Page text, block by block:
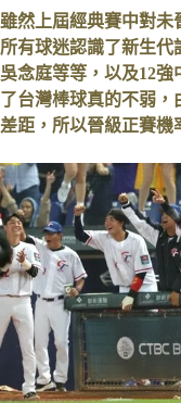
雖然上屆經典賽中對未
所有球迷認識了新生代
吳念庭等等，以及12
了台灣棒球真的不弱，
差距，所以晉級正賽機